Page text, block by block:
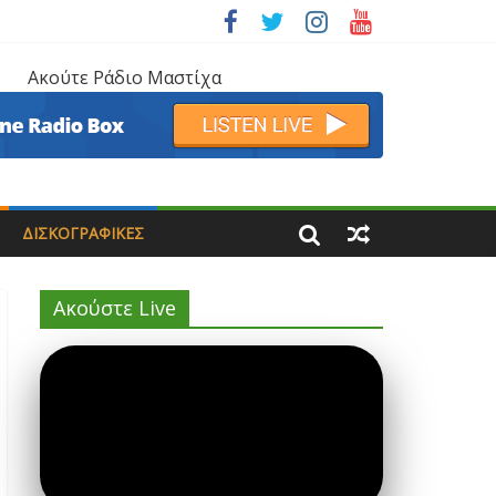
Ακούτε Ράδιο Μαστίχα
ΔΙΣΚΟΓΡΑΦΙΚΈΣ
Ακούστε Live